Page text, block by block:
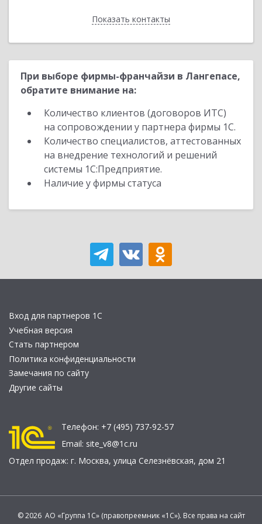
Показать контакты
Назад
При выборе фирмы-франчайзи в Лангепасе,
обратите внимание на:
Количество клиентов (договоров ИТС)
на сопровождении у партнера фирмы 1С.
Количество специалистов, аттестованных
на внедрение технологий и решений
системы 1С:Предприятие.
Наличие у фирмы статуса
Вход для партнеров 1С
Учебная версия
Стать партнером
Политика конфиденциальности
Замечания по сайту
Другие сайты
Телефон: +7 (495) 737-92-57
Email: site_v8@1c.ru
Отдел продаж: г. Москва, улица Селезнёвская, дом 21
© 2026 АО «Группа 1С» (правопреемник «1С»). Все права на сайт